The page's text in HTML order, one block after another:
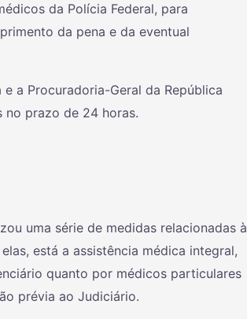
da Polícia Federal, para
da pena e da eventual
a Procuradoria-Geral da República
no prazo de 24 horas.
uma série de medidas relacionadas à
está a assistência médica integral,
quanto por médicos particulares
prévia ao Judiciário.